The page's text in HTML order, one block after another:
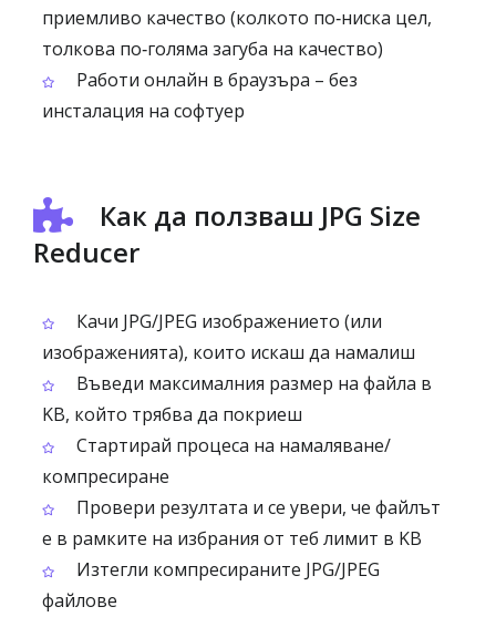
приемливо качество (колкото по‑ниска цел,
толкова по‑голяма загуба на качество)
Работи онлайн в браузъра – без
инсталация на софтуер
Как да ползваш JPG Size
Reducer
Качи JPG/JPEG изображението (или
изображенията), които искаш да намалиш
Въведи максималния размер на файла в
KB, който трябва да покриеш
Стартирай процеса на намаляване/
компресиране
Провери резултата и се увери, че файлът
е в рамките на избрания от теб лимит в KB
Изтегли компресираните JPG/JPEG
файлове